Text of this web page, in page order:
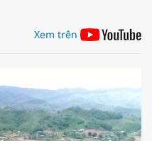
Xem trên